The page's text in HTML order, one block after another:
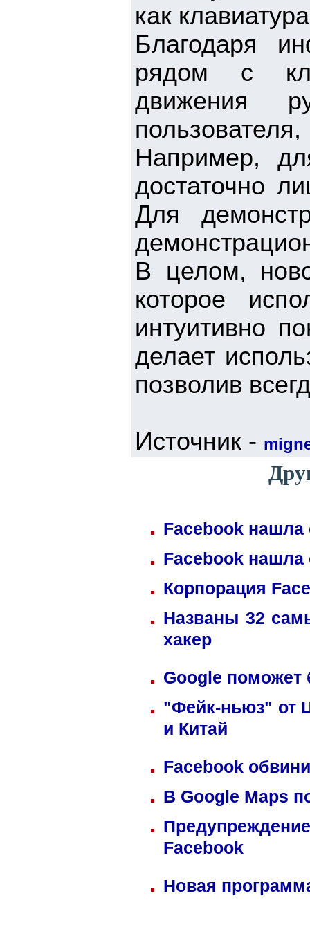
как
Благодаря
рядом с
движения
Например,
достаточно
Для
В целом,
которое
интуитивно
делает
позволив
Источник -
Facebook нашла
Facebook нашла
Корпорация
Названы 32
хакер
Google поможет
"Фейк-ньюз" от
и Китай
Facebook
В Google Maps
Facebook
Новая